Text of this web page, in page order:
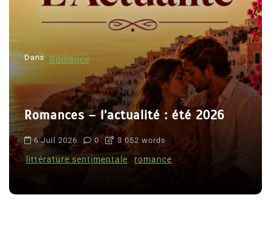
Dans Romance
Romances – l’actualité : été 2026
6 Juil 2026 0 3 052 words
littérature sentimentale romance